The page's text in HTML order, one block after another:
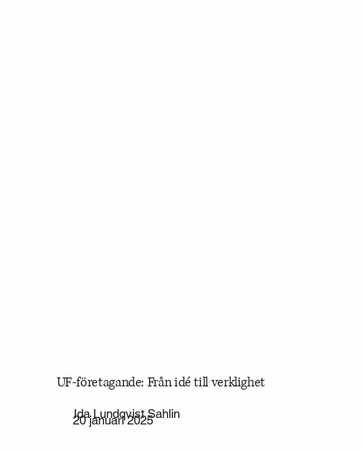
UF-företagande: Från idé till verklighet
Ida Lundqvist Sahlin
20 januari 2025